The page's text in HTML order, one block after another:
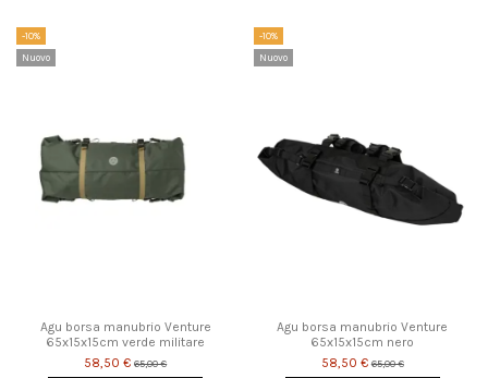
-10%
Nuovo
Agu borsa manubrio Venture
65x15x15cm verde militare
58,50 € 65,00 €
-10%
Nuovo
Agu borsa manubrio Venture
65x15x15cm nero
58,50 € 65,00 €